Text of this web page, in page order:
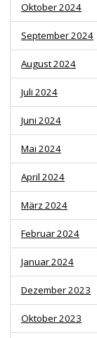
Oktober 2024
September 2024
August 2024
Juli 2024
Juni 2024
Mai 2024
April 2024
März 2024
Februar 2024
Januar 2024
Dezember 2023
Oktober 2023